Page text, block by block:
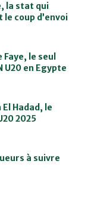
la stat qui
coup d’envoi
le seul
U20 en Egypte
Hadad, le
2025
à suivre